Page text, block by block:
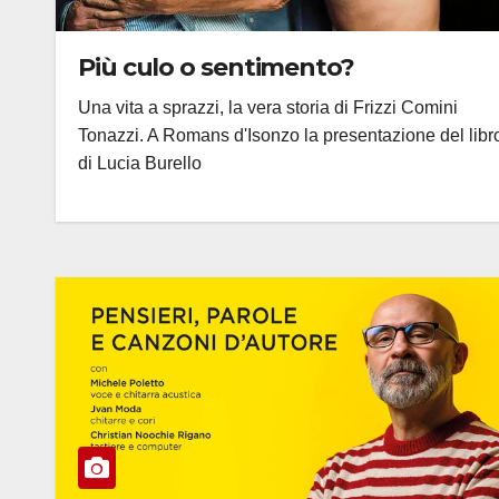
Più culo o sentimento?
Una vita a sprazzi, la vera storia di Frizzi Comini
Tonazzi. A Romans d'Isonzo la presentazione del
di Lucia Burello